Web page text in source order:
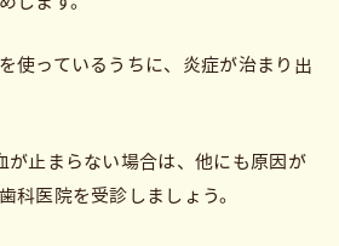
使っているうちに、炎症が治まり出
が止まらない場合は、他にも原因が
科医院を受診しましょう。